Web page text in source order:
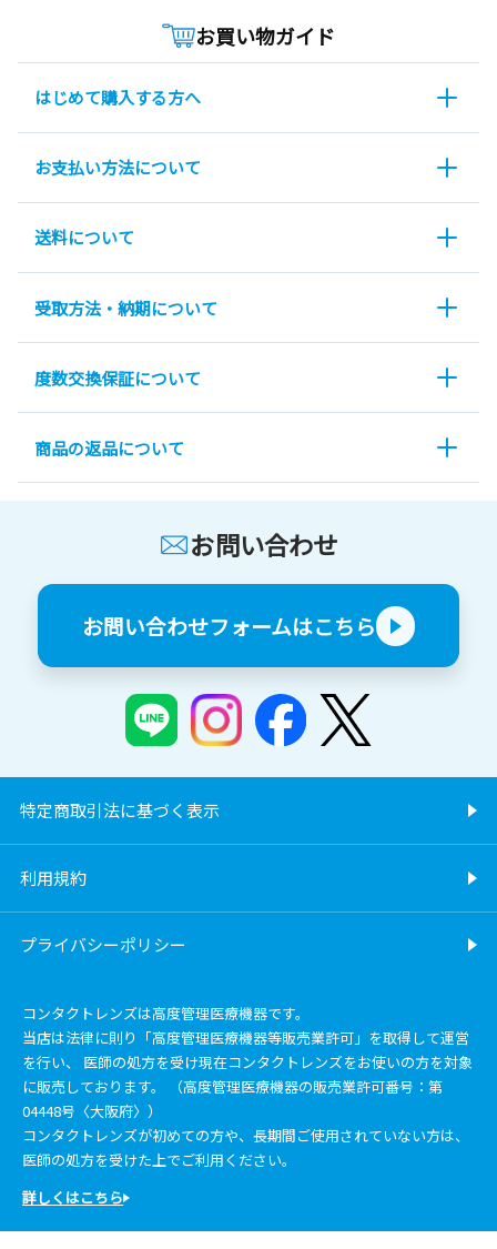
お買い物ガイド
はじめて購入する方へ
お支払い方法について
送料について
受取方法・納期について
度数交換保証について
商品の返品について
お問い合わせ
お問い合わせフォームはこちら
特定商取引法に基づく表示
利用規約
プライバシーポリシー
コンタクトレンズは高度管理医療機器です。
当店は法律に則り「高度管理医療機器等販売業許可」を取得して運営
を行い、 医師の処方を受け現在コンタクトレンズをお使いの方を対象
に販売しております。 （高度管理医療機器の販売業許可番号：第
04448号〈大阪府〉）
コンタクトレンズが初めての方や、長期間ご使用されていない方は、
医師の処方を受けた上でご利用ください。
詳しくはこちら